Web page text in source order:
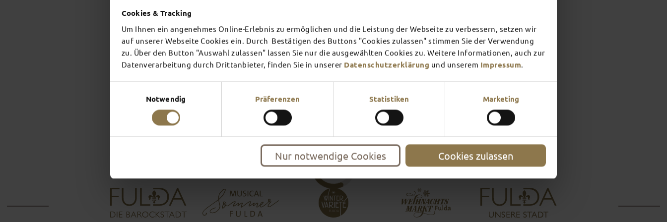
Cookies & Tracking
Um Ihnen ein angenehmes Online-Erlebnis zu ermöglichen und die Leistung der Webseite zu verbessern, setzen wir
auf unserer Webseite Cookies ein. Durch Bestätigen des Buttons "Cookies zulassen" stimmen Sie der Verwendung
zu. Über den Button "Auswahl zulassen" lassen Sie nur die ausgewählten Cookies zu. Weitere Informationen, auch zur
Datenverarbeitung durch Drittanbieter, finden Sie in unserer Datenschutzerklärung und unserem Impressum.
Notwendig Präferenzen Statistiken Marketing
Nur notwendige Cookies Cookies zulassen
SCHLOSS­
THEATER
Find out more
RHÖN &
SURROUNDINGS
FULDA’S
This page provides an overview of what awaits you in Fulda. What do you feel like doing?